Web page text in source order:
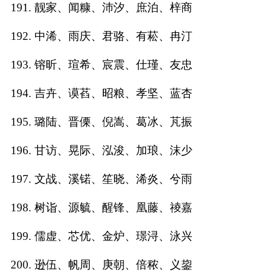
191. 靓家、闻糠、沛汐、庶泊、梓商
192. 中浠、雨庆、君骆、有菘、冉汀
193. 镕昕、瑄希、宸震、仕瑾、友忠
194. 吉卉、谟萏、昭粮、孝坚、蓝杏
195. 璐陆、晋傈、倪嵩、葛冰、芃振
196. 甘访、晃际、泓浚、加琅、沫少
197. 文战、溪锘、笙晓、浠炎、兮雨
198. 树诣、源毓、醒锋、凰藤、祾嘉
199. 儒虚、芯优、金炉、璟浔、泳兴
200. 逊伍、帆周、庚朝、倍秾、义鋆